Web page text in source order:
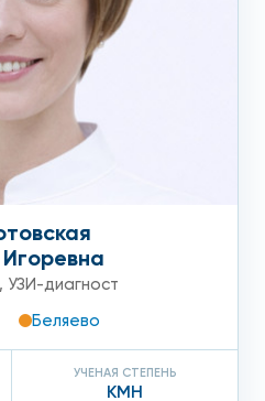
УЗИ-диагност
Беляево
УЧЕНАЯ СТЕПЕНЬ
КМН